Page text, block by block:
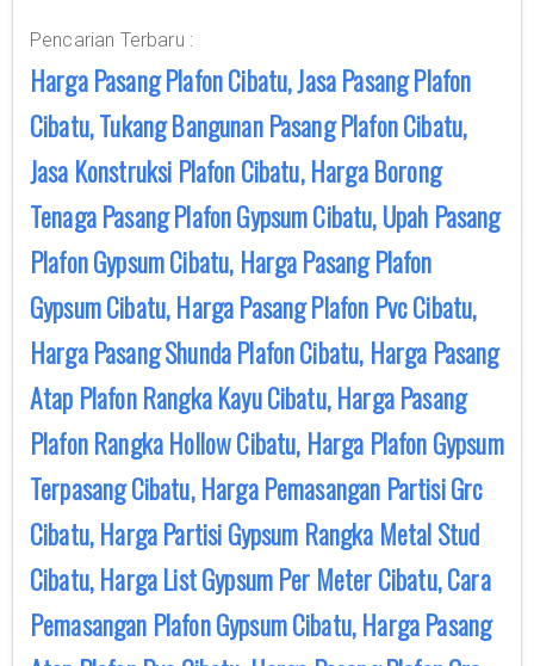
Pencarian Terbaru :
Harga Pasang Plafon Cibatu, Jasa Pasang Plafon
Cibatu, Tukang Bangunan Pasang Plafon Cibatu,
Jasa Konstruksi Plafon Cibatu, Harga Borong
Tenaga Pasang Plafon Gypsum Cibatu, Upah Pasang
Plafon Gypsum Cibatu, Harga Pasang Plafon
Gypsum Cibatu, Harga Pasang Plafon Pvc Cibatu,
Harga Pasang Shunda Plafon Cibatu, Harga Pasang
Atap Plafon Rangka Kayu Cibatu, Harga Pasang
Plafon Rangka Hollow Cibatu, Harga Plafon Gypsum
Terpasang Cibatu, Harga Pemasangan Partisi Grc
Cibatu, Harga Partisi Gypsum Rangka Metal Stud
Cibatu, Harga List Gypsum Per Meter Cibatu, Cara
Pemasangan Plafon Gypsum Cibatu, Harga Pasang